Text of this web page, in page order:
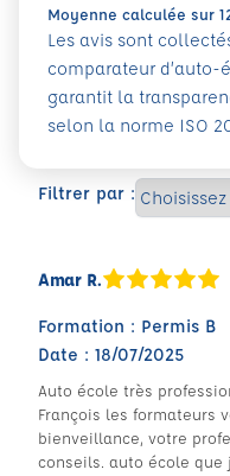
Filtrer par :
Amar R.
Formation : Permis B
Date : 18/07/2025
Auto école très
François les formateurs
bienveillance, votre
conseils. auto école
Moyenne calculée sur
Les avis sont
comparateur
garantit la
selon la norme ISO